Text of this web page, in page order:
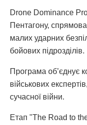
Drone Dominance
Пентагону,
малих ударних
бойових підрозділів.
Програма об’єднує
військових
сучасної війни.
Етап "The Road to